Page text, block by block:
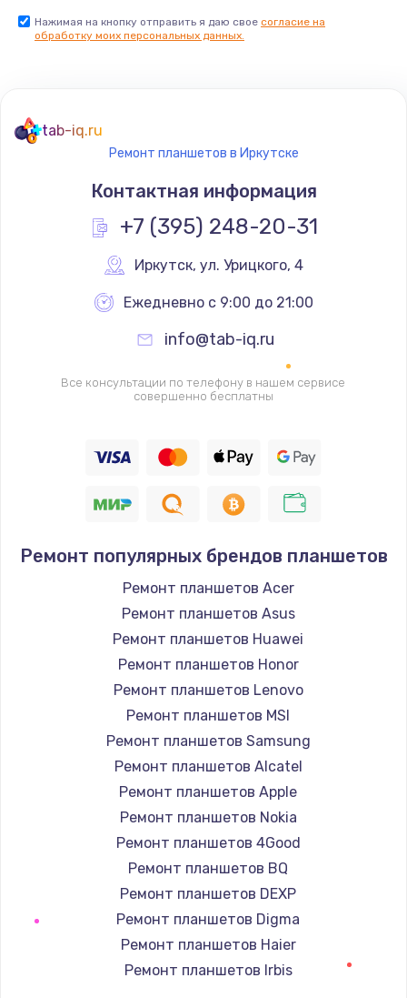
Заказать
Замена тачпада
1330 руб.
Заказать
Замена контроллера питания
Замена южного моста
2600 руб.
Чистка от пыли
990 руб.
Настройка ОС
1090 руб.
Заказать
Ремонт подсветки
1200 руб.
Заказать
Настройка BIOS
930 руб.
Заказать
Замена SSD
990 руб.
Заказать
Восстановление данных
Нажимая на кнопку отправить я даю свое согласие на
обработку моих персональных данных.
tab-iq.ru
Ремонт планшетов в Иркутске
Контактная информация
+7 (395) 248-20-31
Иркутск, ул. Урицкого, 4
Ежедневно с 9:00 до 21:00
info@tab-iq.ru
Все консультации по телефону в нашем сервисе
совершенно бесплатны
Ремонт популярных брендов планшетов
Ремонт планшетов Acer
Ремонт планшетов Asus
Ремонт планшетов Huawei
Ремонт планшетов Honor
Ремонт планшетов Lenovo
Ремонт планшетов MSI
Ремонт планшетов Samsung
Ремонт планшетов Alcatel
Ремонт планшетов Apple
Ремонт планшетов Nokia
Ремонт планшетов 4Good
Ремонт планшетов BQ
Ремонт планшетов DEXP
Ремонт планшетов Digma
Ремонт планшетов Haier
Ремонт планшетов Irbis